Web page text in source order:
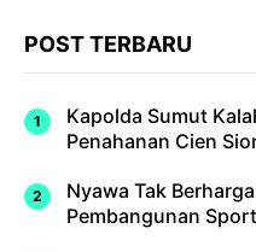
POST TERBARU
Kapolda Sumut
Penahanan Cien
Nyawa Tak
Pembangunan